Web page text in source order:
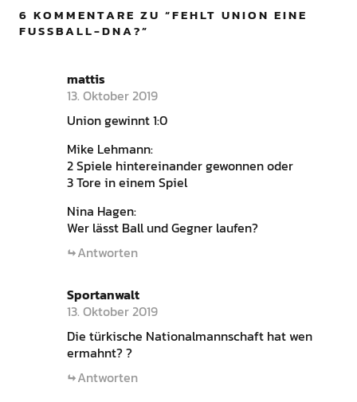
6 KOMMENTARE ZU “FEHLT UNION EINE
FUSSBALL-DNA? ”
mattis
13. Oktober 2019
Union gewinnt 1:0
Mike Lehmann:
2 Spiele hintereinander gewonnen oder
3 Tore in einem Spiel
Nina Hagen:
Wer lässt Ball und Gegner laufen?
Antworten
Sportanwalt
13. Oktober 2019
Die türkische Nationalmannschaft hat wen
ermahnt? ?
Antworten